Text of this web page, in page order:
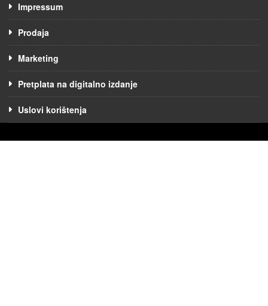
Impressum
Prodaja
Marketing
Pretplata na digitalno izdanje
Uslovi korištenja